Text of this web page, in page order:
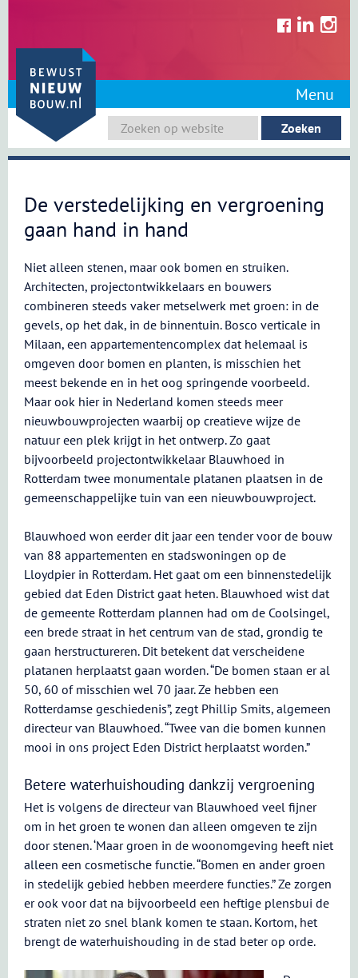
content
Menu
De verstedelijking en vergroening
gaan hand in hand
Niet alleen stenen, maar ook bomen en struiken.
Architecten, projectontwikkelaars en bouwers
combineren steeds vaker metselwerk met groen: in de
gevels, op het dak, in de binnentuin. Bosco verticale in
Milaan, een appartementencomplex dat helemaal is
omgeven door bomen en planten, is misschien het
meest bekende en in het oog springende voorbeeld.
Maar ook hier in Nederland komen steeds meer
nieuwbouwprojecten waarbij op creatieve wijze de
natuur een plek krijgt in het ontwerp. Zo gaat
bijvoorbeeld projectontwikkelaar Blauwhoed in
Rotterdam twee monumentale platanen plaatsen in de
gemeenschappelijke tuin van een nieuwbouwproject.
Blauwhoed won eerder dit jaar een tender voor de bouw
van 88 appartementen en stadswoningen op de
Lloydpier in Rotterdam. Het gaat om een binnenstedelijk
gebied dat Eden District gaat heten. Blauwhoed wist dat
de gemeente Rotterdam plannen had om de Coolsingel,
een brede straat in het centrum van de stad, grondig te
gaan herstructureren. Dit betekent dat verscheidene
platanen herplaatst gaan worden. “De bomen staan er al
50, 60 of misschien wel 70 jaar. Ze hebben een
Rotterdamse geschiedenis”, zegt Phillip Smits, algemeen
directeur van Blauwhoed. “Twee van die bomen kunnen
mooi in ons project Eden District herplaatst worden.”
Betere waterhuishouding dankzij vergroening
Het is volgens de directeur van Blauwhoed veel fijner
om in het groen te wonen dan alleen omgeven te zijn
door stenen. ‘Maar groen in de woonomgeving heeft niet
alleen een cosmetische functie. “Bomen en ander groen
in stedelijk gebied hebben meerdere functies.” Ze zorgen
er ook voor dat na bijvoorbeeld een heftige plensbui de
straten niet zo snel blank komen te staan. Kortom, het
brengt de waterhuishouding in de stad beter op orde.